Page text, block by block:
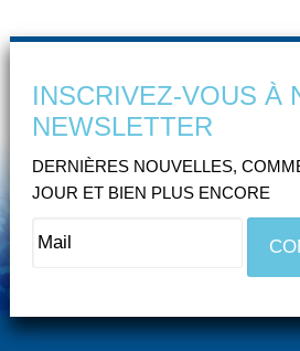
INSCRIVEZ-VOUS À
NEWSLETTER
DERNIÈRES NOUVELLES,
JOUR ET BIEN PLUS ENCORE